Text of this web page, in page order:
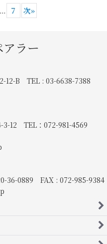
... 7 次»
アラー
12-B TEL : 03-6638-7388
3-12 TEL：072-981-4569
36-0889 FAX : 072-985-9384